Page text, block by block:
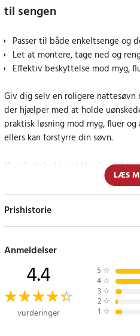
til sengen
Passer til både enkeltsenge og
Let at montere, tage ned og
Effektiv beskyttelse mod myg,
Giv dig selv en roligere
der hjælper med at holde
praktisk løsning mod myg, fluer
ellers kan forstyrre din søvn.
Komfortabel insektbeskyttelse
Dette myggenet kombinerer
hurtigt med ophængningsringen og
beskyttende lag gennem natten.
Nettet er fremstillet af 100 %
nemt at håndtere. Det kan vaskes i
nemt at holde rent og friskt over tid.
LÆS
Prishistorie
Anmeldelser
4.4
vurderinger
5 ☆
4 ☆
3 ☆
2 ☆
1 ☆